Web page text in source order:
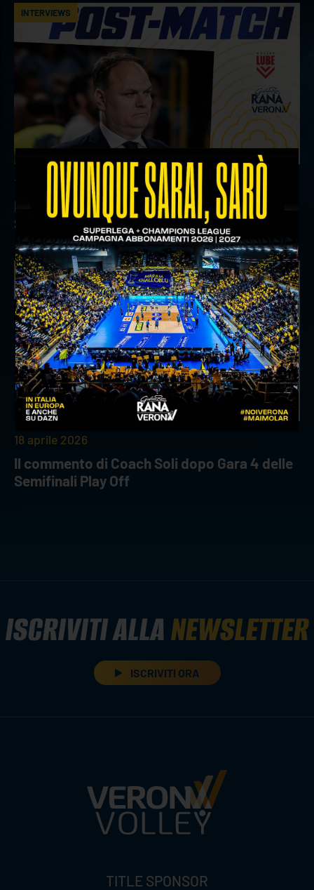
INTERVIEWS
18 aprile 2026
Il commento del ds Lami dopo Gara 4 delle
Semifinali Play Off
INTERVIEWS
18 aprile 2026
Il commento di Coach Soli dopo Gara 4 delle
Semifinali Play Off
ISCRIVITI ALLANEWSLETTER
ISCRIVITI ORA
TITLE SPONSOR